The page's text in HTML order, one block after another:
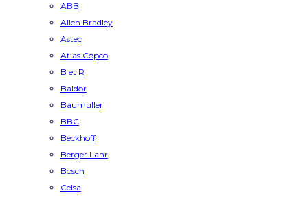
ABB
Allen Bradley
Astec
Atlas Copco
B et R
Baldor
Baumuller
BBC
Beckhoff
Berger Lahr
Bosch
Celsa